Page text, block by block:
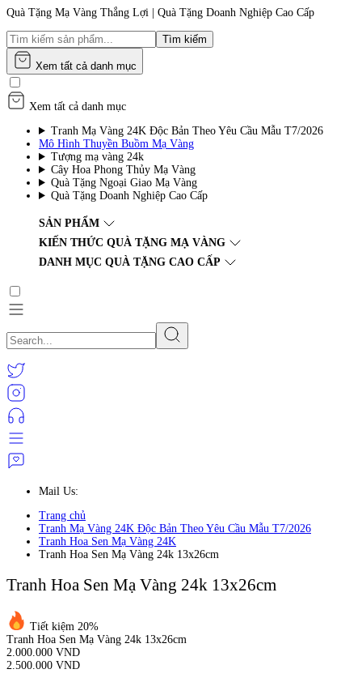
Quà Tặng Mạ Vàng Thắng Lợi | Quà Tặng Doanh Nghiệp Cao Cấp
Tìm kiếm
Xem tất cả danh mục
Xem tất cả danh mục
Tranh Mạ Vàng 24K Độc Bản Theo Yêu Cầu Mẫu T7/2026
Mô Hình Thuyền Buồm Mạ Vàng
Tượng mạ vàng 24k
Cây Hoa Phong Thủy Mạ Vàng
Quà Tặng Ngoại Giao Mạ Vàng
Quà Tặng Doanh Nghiệp Cao Cấp
SẢN PHẨM
KIẾN THỨC QUÀ TẶNG MẠ VÀNG
DANH MỤC QUÀ TẶNG CAO CẤP
Mail Us:
Trang chủ
Tranh Mạ Vàng 24K Độc Bản Theo Yêu Cầu Mẫu T7/2026
Tranh Hoa Sen Mạ Vàng 24K
Tranh Hoa Sen Mạ Vàng 24k 13x26cm
Tranh Hoa Sen Mạ Vàng 24k 13x26cm
Tiết kiệm 20%
Tranh Hoa Sen Mạ Vàng 24k 13x26cm
2.000.000 VND
2.500.000 VND